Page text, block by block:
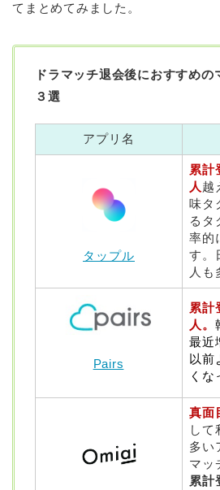
てまとめてみました。
ドラマッチ退会後におすすめの
３選
アプリ名
タップル
累計
人 越
味タ
るタ
率的
す。
人も
Pairs
累計
人。
最近
以前
くな
真面
して
多い
マッ
累計